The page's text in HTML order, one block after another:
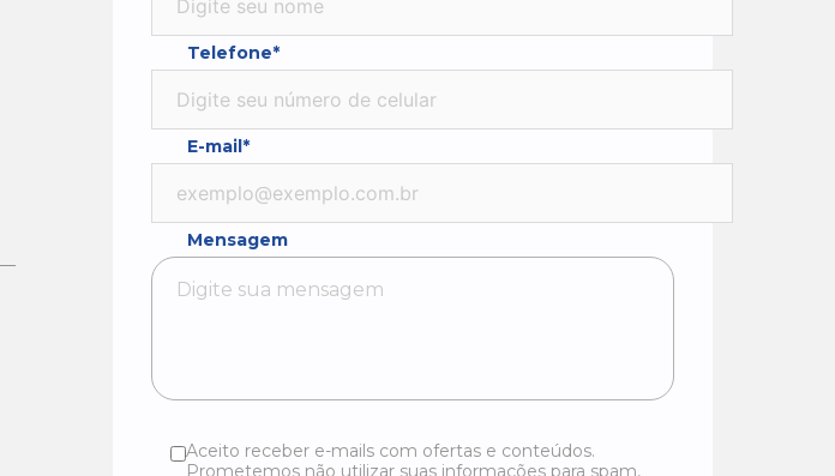
Telefone*
E-mail*
Mensagem
Aceito receber e-mails com ofertas e conteúdos.
Prometemos não utilizar suas informações para spam,